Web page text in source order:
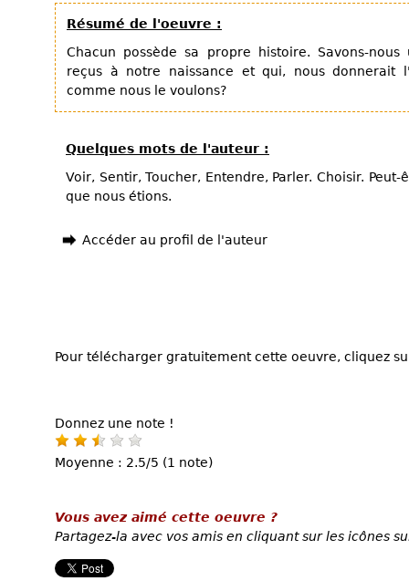
Résumé de l'oeuvre :
Chacun possède sa propre histoire. Savons-
reçus à notre naissance et qui, nous donnerait
comme nous le voulons?
Quelques mots de l'auteur :
Voir, Sentir, Toucher, Entendre, Parler. Choisir.
que nous étions.
Accéder au profil de l'auteur
Pour télécharger gratuitement cette oeuvre, cliquez
Donnez une note !
Moyenne : 2.5/5 (1 note)
Vous avez aimé cette oeuvre ?
Partagez-la avec vos amis en cliquant sur les icônes